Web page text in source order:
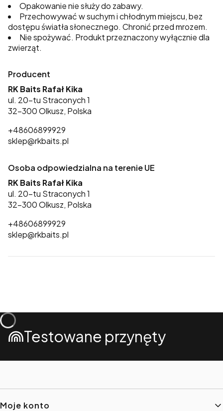
Opakowanie nie służy do zabawy.
Przechowywać w suchym i chłodnym miejscu, bez
dostępu światła słonecznego. Chronić przed mrozem.
Nie spożywać. Produkt przeznaczony wyłącznie dla
zwierząt.
Producent
RK Baits Rafał Kika
ul. 20-tu Straconych 1
32-300 Olkusz, Polska
+48606899929
sklep@rkbaits.pl
Osoba odpowiedzialna na terenie UE
RK Baits Rafał Kika
ul. 20-tu Straconych 1
32-300 Olkusz, Polska
+48606899929
sklep@rkbaits.pl
Testowane przynęty
Linki w stopce
Moje konto